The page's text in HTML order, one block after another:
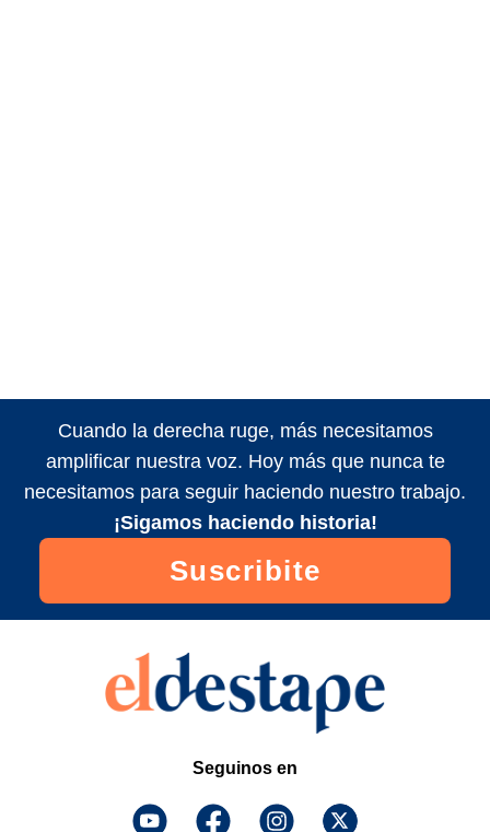
Cuando la derecha ruge, más necesitamos
amplificar nuestra voz. Hoy más que nunca te
necesitamos para seguir haciendo nuestro trabajo.
¡Sigamos haciendo historia!
Suscribite
Seguinos en